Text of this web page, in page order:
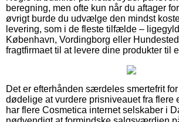
beregning, men ofte kun når du aftager for
øvrigt burde du udvælge den mindst
levering, som i de fleste tilfælde –
København, Vordingborg eller
fragtfirmaet til at levere dine produkter til
Det er efterhånden særdeles smertefrit
dødelige at vurdere prisniveauet fra flere
har flere Cosmetica internet selskaber i